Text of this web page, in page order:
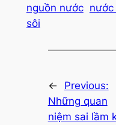
nguồn nước
sôi
←
Previous:
Những quan
niệm sai lầm